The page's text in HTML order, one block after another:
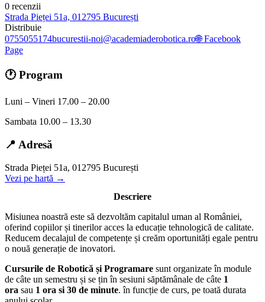
0 recenzii
Strada Pieței 51a, 012795 București
Distribuie
0755055174bucurestii-noi@academiaderobotica.ro🌐 Facebook
Page
🕐 Program
Luni – Vineri 17.00 – 20.00
Sambata 10.00 – 13.30
📍 Adresă
Strada Pieței 51a, 012795 București
Vezi pe hartă →
Descriere
Misiunea noastră este să dezvoltăm capitalul uman al României,
oferind copiilor și tinerilor acces la educație tehnologică de calitate.
Reducem decalajul de competențe și creăm oportunități egale pentru
o nouă generație de inovatori.
Cursurile de Robotică și Programare sunt organizate în module
de câte un semestru și se țin în sesiuni săptămânale de câte 1
ora sau 1 ora si 30 de minute. în funcție de curs, pe toată durata